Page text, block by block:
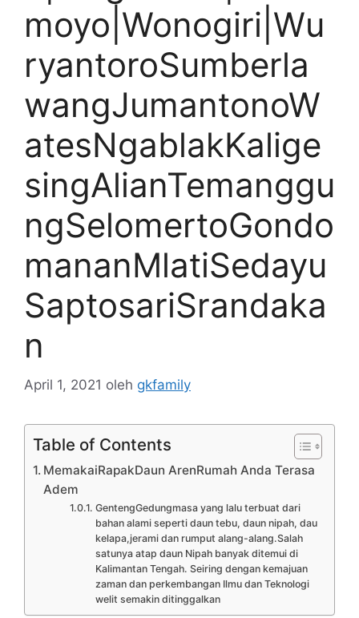
moyo|Wonogiri|Wu
ryantoroSumberla
wangJumantonoW
atesNgablakKalige
singAlianTemanggu
ngSelomertoGondo
mananMlatiSedayu
SaptosariSrandaka
n
April 1, 2021 oleh gkfamily
Table of Contents
MemakaiRapakDaun ArenRumah Anda Terasa
Adem
GentengGedungmasa yang lalu terbuat dari
bahan alami seperti daun tebu, daun nipah, dau
kelapa,jerami dan rumput alang-alang.Salah
satunya atap daun Nipah banyak ditemui di
Kalimantan Tengah. Seiring dengan kemajuan
zaman dan perkembangan Ilmu dan Teknologi
welit semakin ditinggalkan